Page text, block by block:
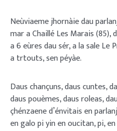
Neùviaeme jhornàie dau
mar a Chaillé Les Marais (85),
a 6 eùres dau sér, a la sale Le
a trtouts, sen péyàe.
Daus chançuns, daus cuntes,
daus pouèmes, daus roleas,
çhénzaene d’énvitais en
en galo pi yin en oucitan, pi,